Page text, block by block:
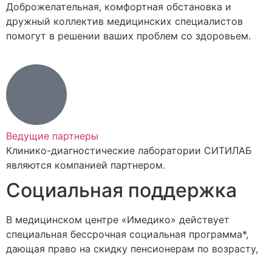
Доброжелательная, комфортная обстановка и
дружный коллектив медицинских специалистов
помогут в решении ваших проблем со здоровьем.
Ведущие партнеры
Клинико-диагностические лаборатории СИТИЛАБ
являются компанией партнером.
Социальная поддержка
В медицинском центре «Имедико» действует
специальная бессрочная социальная программа*,
дающая право на скидку пенсионерам по возрасту,